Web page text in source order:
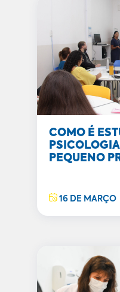
COMO É
PEQUENO
16 DE MARÇO